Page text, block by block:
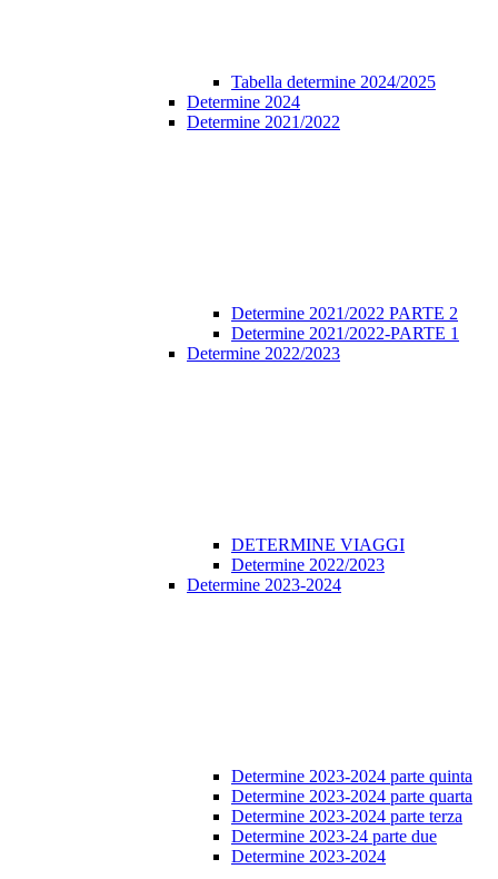
Tabella determine 2024/2025
Determine 2024
Determine 2021/2022
Determine 2021/2022 PARTE 2
Determine 2021/2022-PARTE 1
Determine 2022/2023
DETERMINE VIAGGI
Determine 2022/2023
Determine 2023-2024
Determine 2023-2024 parte quinta
Determine 2023-2024 parte quarta
Determine 2023-2024 parte terza
Determine 2023-24 parte due
Determine 2023-2024